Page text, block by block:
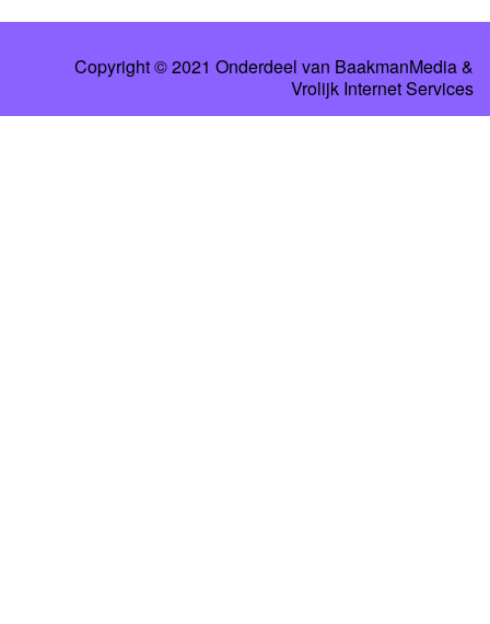
Copyright © 2021 Onderdeel van BaakmanMedia&
Vrolijk Internet Services